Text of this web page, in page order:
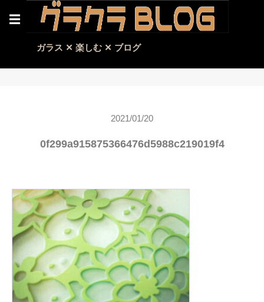
☰
ガラス ✕ 楽しむ ✕ ブログ
2021/01/20
0f299a915875366476d5988c219019f4